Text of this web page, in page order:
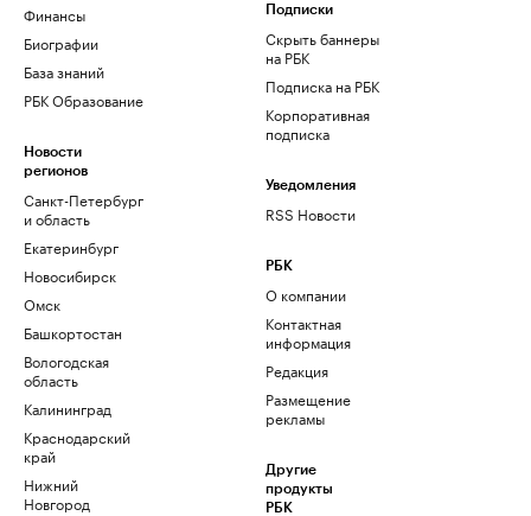
Финансы
Биографии
База знаний
РБК Образование
Новости
регионов
Санкт-Петербург
и область
Екатеринбург
Новосибирск
Омск
Башкортостан
Вологодская
область
Калининград
Краснодарский
край
Нижний
Новгород
Подписки
Скрыть баннеры
на РБК
Подписка на РБК
Корпоративная
подписка
Уведомления
RSS Новости
РБК
О компании
Контактная
информация
Редакция
Размещение
рекламы
Другие
продукты
РБК